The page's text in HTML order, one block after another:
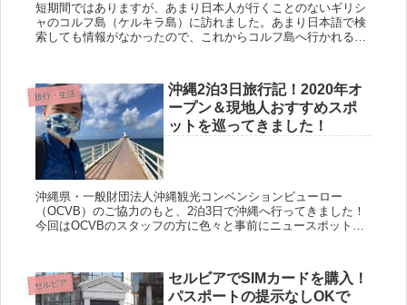
短期間ではありますが、あまり日本人が行くことのないギリシ
ャのコルフ島（ケルキラ島）に訪れました。あまり日本語で検
索しても情報がなかったので、これからコルフ島へ行かれる方
旅行・生活
沖縄2泊3日旅行記！2020年オ
ープン＆現地人おすすめスポ
ットを巡ってきました！
沖縄県・一般財団法人沖縄観光コンベンションビューロー
（OCVB）のご協力のもと、2泊3日で沖縄へ行ってきました！
今回はOCVBのスタッフの方に色々と事前にニュースポットや
セルビア
セルビアでSIMカードを購入！
パスポートの提示なしOKで